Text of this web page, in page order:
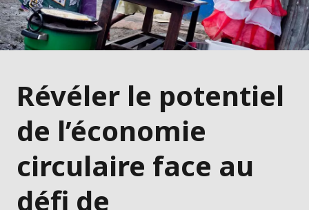
Révéler le potentiel
de l’économie
circulaire face au
défi de